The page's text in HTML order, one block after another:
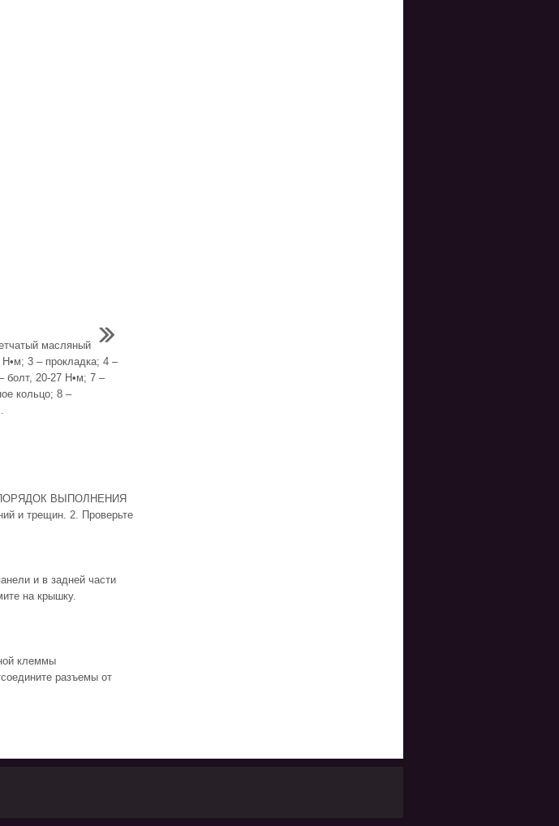
масляный
3 – прокладка; 4 –
болт, 20-27 Н•м; 7 –
кольцо; 8 –
ПОРЯДОК ВЫПОЛНЕНИЯ
и трещин. 2. Проверьте
и в задней части
на крышку.
клеммы
разъемы от